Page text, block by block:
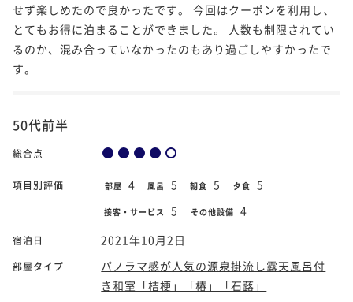
せず楽しめたので良かったです。 今回はクーポンを利用し、
とてもお得に泊まることができました。 人数も制限されてい
るのか、混み合っていなかったのもあり過ごしやすかったで
す。
50代前半
総合点
項目別評価 部屋 4 風呂 5 朝食 5 夕食 5
接客・サービス 5 その他設備 4
宿泊日 2021年10月2日
部屋タイプ
パノラマ感が人気の源泉掛流し露天風呂付
き和室「桔梗」「椿」「石蕗」